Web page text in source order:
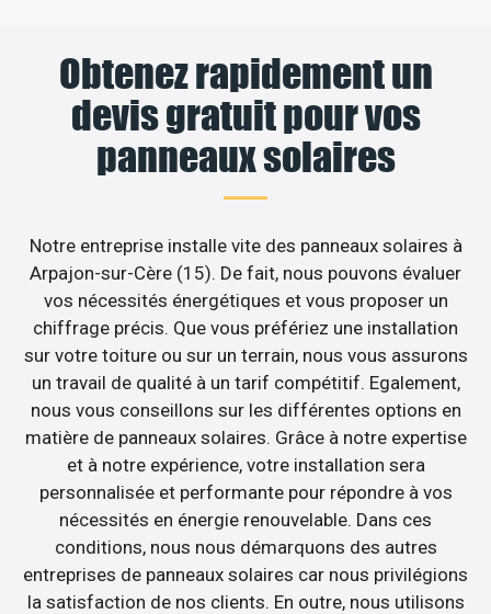
Obtenez rapidement un
devis gratuit pour vos
panneaux solaires
Notre entreprise installe vite des panneaux solaires à
Arpajon-sur-Cère (15). De fait, nous pouvons évaluer
vos nécessités énergétiques et vous proposer un
chiffrage précis. Que vous préfériez une installation
sur votre toiture ou sur un terrain, nous vous assurons
un travail de qualité à un tarif compétitif. Egalement,
nous vous conseillons sur les différentes options en
matière de panneaux solaires. Grâce à notre expertise
et à notre expérience, votre installation sera
personnalisée et performante pour répondre à vos
nécessités en énergie renouvelable. Dans ces
conditions, nous nous démarquons des autres
entreprises de panneaux solaires car nous privilégions
la satisfaction de nos clients. En outre, nous utilisons